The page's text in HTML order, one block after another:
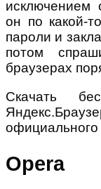
исключением
он по какой-
пароли и
потом
браузерах
Скачать
официального
Opera